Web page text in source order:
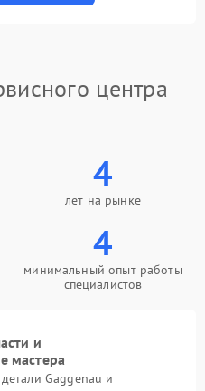
центра
4
лет на рынке
4
минимальный опыт работы
специалистов
и
мастера
Gaggenau и